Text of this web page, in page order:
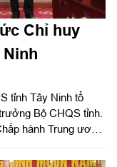
Chỉ huy
tỉnh Tây Ninh tổ
Bộ CHQS tỉnh.
hành Trung ương
Quyết, Ủy viên Ban